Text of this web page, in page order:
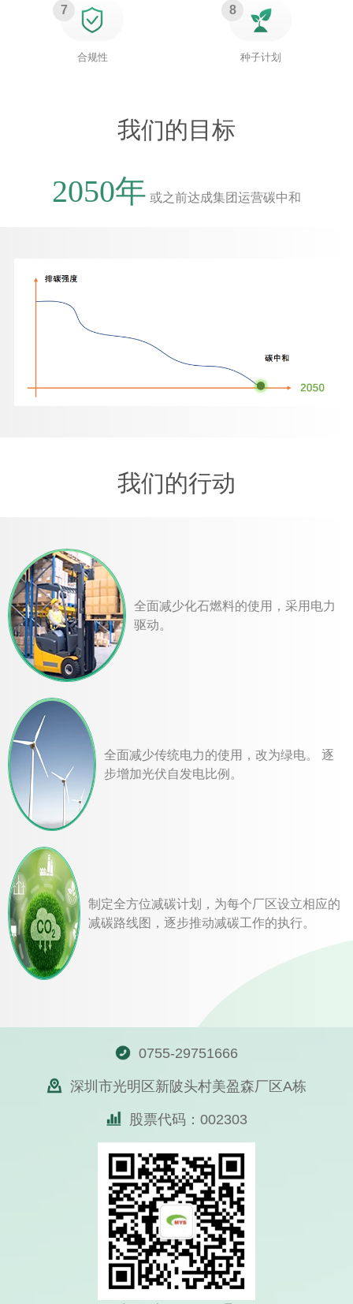
7
合规性
8
种子计划
我们的目标
2050年 或之前达成集团运营碳中和
我们的行动
全面减少化石燃料的使用，采用电力
驱动。
全面减少传统电力的使用，改为绿电。 逐
步增加光伏自发电比例。
制定全方位减碳计划，为每个厂区设立相应的
减碳路线图，逐步推动减碳工作的执行。
0755-29751666
深圳市光明区新陂头村美盈森厂区A栋
股票代码：002303